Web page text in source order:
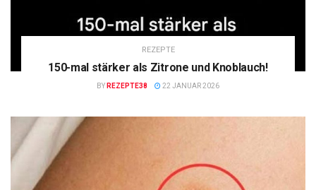
REZEPTE
150-mal stärker als Zitrone und Knoblauch!
BY REZEPTE38 22 JANUAR 2026